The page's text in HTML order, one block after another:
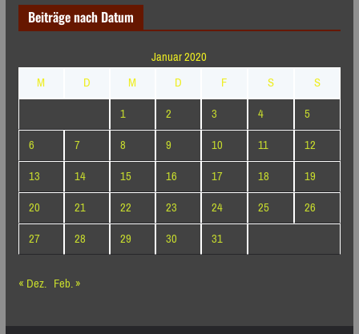
Beiträge nach Datum
Januar 2020
M
D M D F S
S
1
2 3 4
5
6
7 8 9 10 11
12
13
14 15 16 17 18
19
20
21 22 23 24 25
26
27
28 29 30
31
« Dez. Feb. »